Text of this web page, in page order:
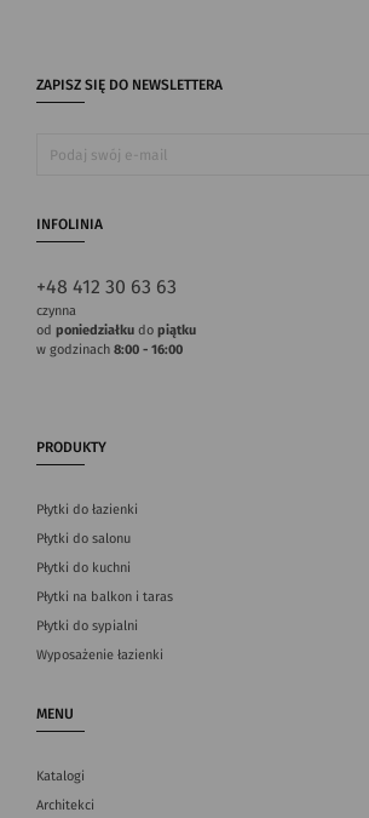
ZAPISZ SIĘ DO NEWSLETTERA
INFOLINIA
+48 412 30 63 63
czynna
od poniedziałku do piątku
w godzinach 8:00 - 16:00
PRODUKTY
Płytki do łazienki
Płytki do salonu
Płytki do kuchni
Płytki na balkon i taras
Płytki do sypialni
Wyposażenie łazienki
MENU
Katalogi
Architekci